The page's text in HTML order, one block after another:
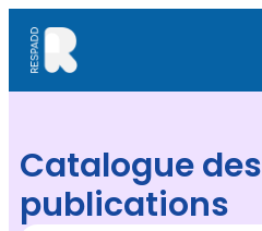
Catalogue des
publications